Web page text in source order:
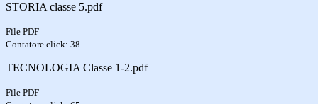
STORIA classe 5.pdf
File PDF
Contatore click: 38
TECNOLOGIA Classe 1-2.pdf
File PDF